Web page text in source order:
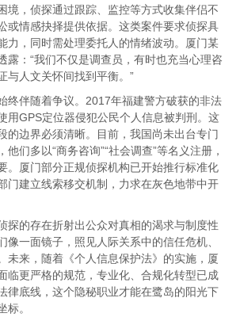
境，侦探通过跟踪、监控等方式收集伴侣不
或情感抉择提供依据。这类案件要求侦探具
力，同时需处理委托人的情绪波动。厦门某
露：“我们不仅是调查员，有时也充当心理咨
与人文关怀间找到平衡。”
终伴随着争议。2017年福建警方破获的非法
用GPS定位器侵犯公民个人信息被判刑。这
的边界必须清晰。目前，我国尚未出台专门
们多以“商务咨询”“社会调查”等名义注册，
。厦门部分正规侦探机构已开始推行标准化
门建立线索移交机制，力求在灰色地带中开
探的存在折射出公众对真相的渴求与制度性
像一面镜子，照见人际关系中的信任危机、
未来，随着《个人信息保护法》的实施，厦
临更严格的规范，专业化、合规化转型已成
律底线，这个隐秘职业才能在鹭岛的阳光下
标。